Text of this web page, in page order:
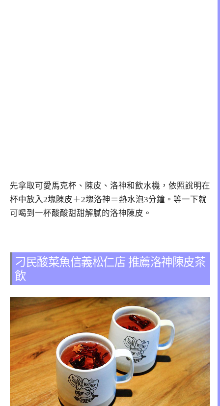
先拿取可愛馬克杯、陳皮、洛神和飲水機，依照說明在
杯中放入2塊陳皮＋2塊洛神＝熱水泡3分鐘。等一下就
可喝到一杯酸酸甜甜解膩的洛神陳皮。
刁民酸菜魚信義松仁店 推薦洛神陳皮茶
飲